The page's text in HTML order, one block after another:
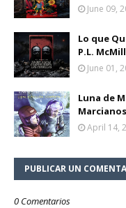
June 09,
Lo que
P.L.
June 01,
Luna de
April 14,
PUBLICAR UN
0 Comentarios